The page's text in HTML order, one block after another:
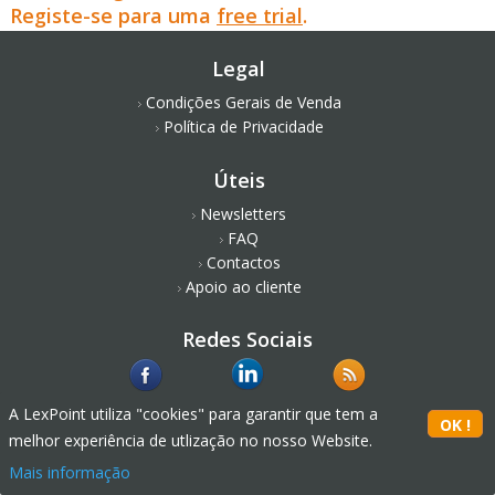
Registe-se para uma free trial.
Legal
Condições Gerais de Venda
Política de Privacidade
Úteis
Newsletters
FAQ
Contactos
Apoio ao cliente
Redes Sociais
A LexPoint utiliza "cookies" para garantir que tem a
melhor experiência de utlização no nosso Website.
Mais informação